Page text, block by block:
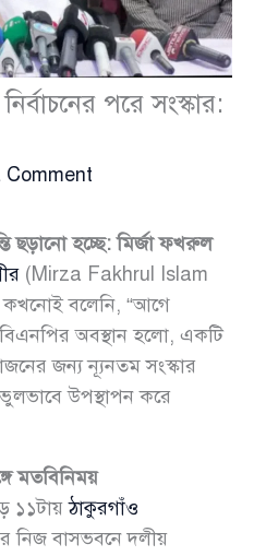
পরে সংস্কার:
Comment
ছড়ানো হচ্ছে: মির্জা ফখরুল
(Mirza Fakhrul Islam
বলেনি, “আগে
বিএনপির অবস্থান হলো, একটি
জন্য ন্যূনতম সংস্কার
উপস্থাপন করে
মতবিনিময়
১১টায়ঠাকুরগাঁও
নিজ বাসভবনে দলীয়